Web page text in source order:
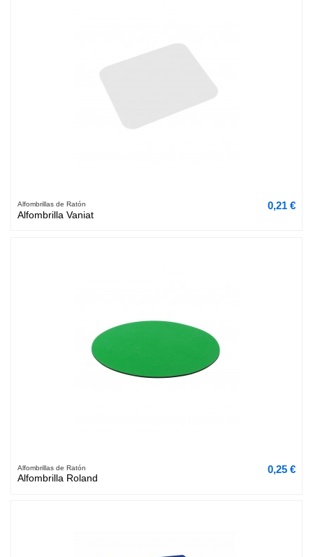
Alfombrillas de Ratón
Alfombrilla Vaniat
0,21 €
Alfombrillas de Ratón
Alfombrilla Roland
0,25 €